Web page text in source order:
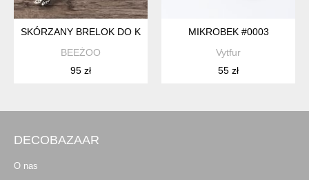
SKÓRZANY BRELOK DO KLUCZY BULDOG FRANCUSKI
BEEŻOO
95 zł
MIKROBEK #0003
Vytfur
55 zł
DECOBAZAAR
O nas